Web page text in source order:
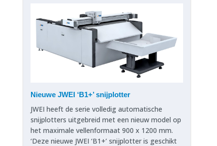
Nieuwe JWEI ‘B1+’ snijplotter
JWEI heeft de serie volledig automatische
snijplotters uitgebreid met een nieuw model op
het maximale vellenformaat 900 x 1200 mm.
‘Deze nieuwe JWEI ‘B1+’ snijplotter is geschikt